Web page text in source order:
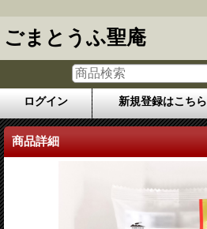
ごまとうふ聖庵
ログイン 新規登録はこちら
商品詳細